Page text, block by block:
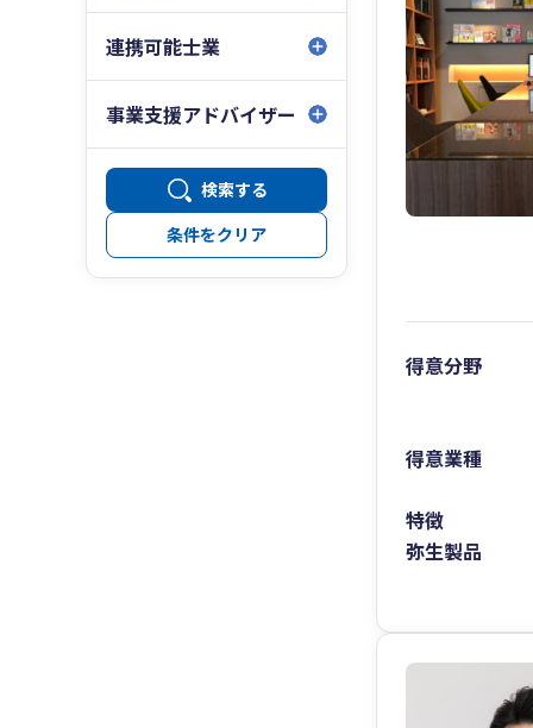
連携可能士業
事業支援アドバイザー
検索する
条件をクリア
得意分野
得意業種
特徴
弥生製品